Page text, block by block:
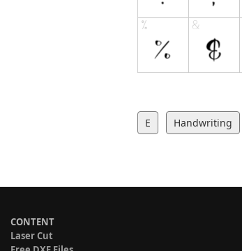
E Handwriting
CONTENT
Laser Cut